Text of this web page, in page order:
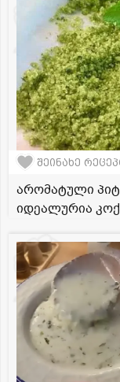
შეინახე
არომატული
იდეალურია